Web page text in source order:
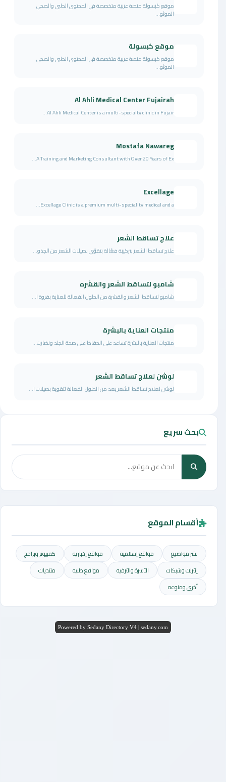
موقع كبسولة منصة عربية متخصصة في المحتوى الطبي والصحي
الموثو...
موقع كبسولة
موقع كبسولة منصة عربية متخصصة في المحتوى الطبي والصحي
الموثو...
Al Ahli Medical Center Fujairah
Al Ahli Medical Center is a multi-specialty clinic in Fujair...
Mostafa Nawareg
A Training and Marketing Consultant with Over 20 Years of Ex...
Excellage
Excellage Clinic is a premium multi-speciality medical and a...
علاج تساقط الشعر
علاج تساقط الشعر بتركيبة فعّالة بتقوّي بصيلات الشعر من الجذو...
شامبو لتساقط الشعر والقشره
شامبو لتساقط الشعر والقشرة من الحلول الفعالة للعناية بفروة ا...
منتجات العناية بالبشرة
منتجات العناية بالبشرة تساعد على الحفاظ على صحة الجلد ونضارت...
لوشن لعلاج تساقط الشعر
لوشن لعلاج تساقط الشعر يعد من الحلول الفعالة لتقوية بصيلات ا...
بحث سريع
أقسام الموقع
نشر مواضيع مواقع إسلامية مواقع إخباريه
كمبيوتر وبرامج
إنترنت وشبكات
الأسرة والترفيه مواقع طبيه
منتديات
أخرى ومنوعه
Powered by Sedany Directory V4 | sedany.com